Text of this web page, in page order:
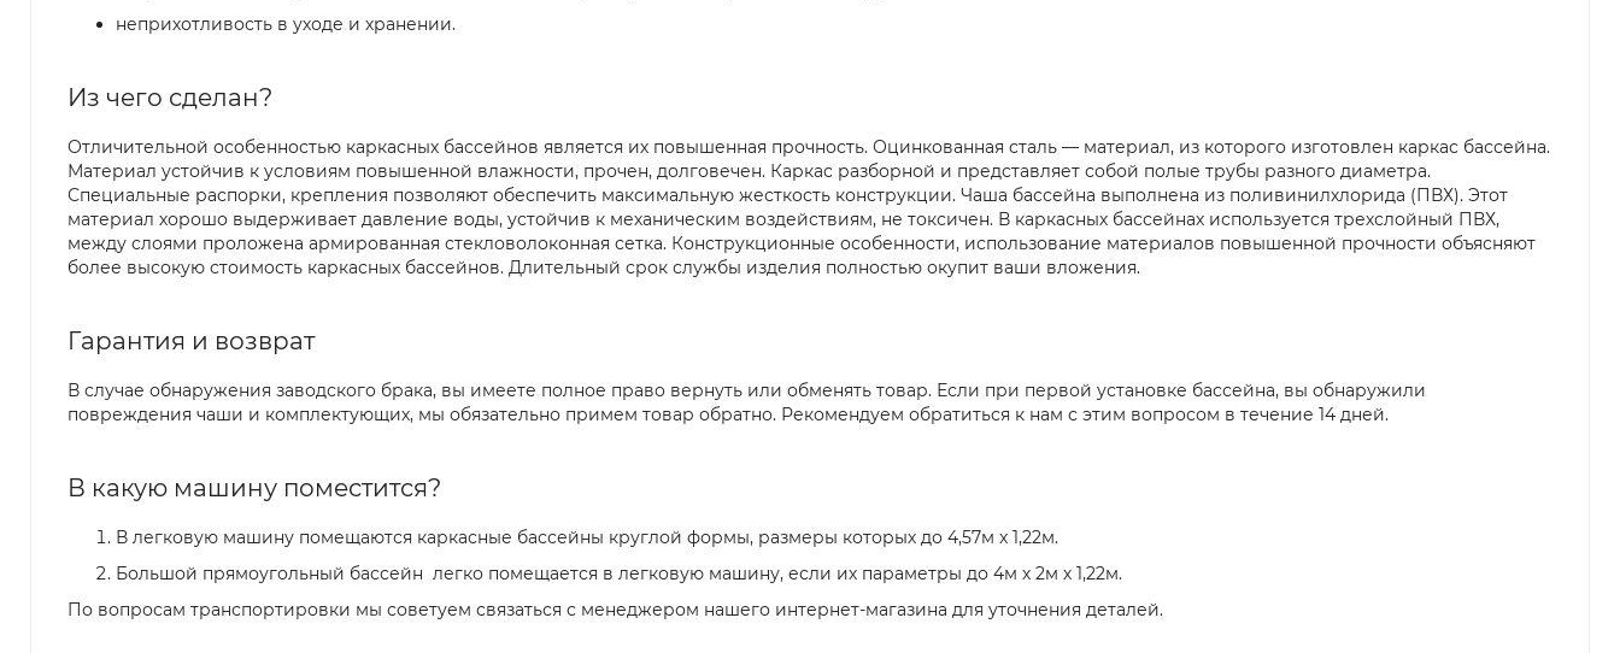
неприхотливость в уходе и хранении.
Из чего сделан?
Отличительной особенностью каркасных бассейнов является их повышенная прочность. Оцинкованная сталь — материал, из которого изготовлен каркас бассейна.
Материал устойчив к условиям повышенной влажности, прочен, долговечен. Каркас разборной и представляет собой полые трубы разного диаметра.
Специальные распорки, крепления позволяют обеспечить максимальную жесткость конструкции. Чаша бассейна выполнена из поливинилхлорида (ПВХ). Этот
материал хорошо выдерживает давление воды, устойчив к механическим воздействиям, не токсичен. В каркасных бассейнах используется трехслойный ПВХ,
между слоями проложена армированная стекловолоконная сетка. Конструкционные особенности, использование материалов повышенной прочности объясняют
более высокую стоимость каркасных бассейнов. Длительный срок службы изделия полностью окупит ваши вложения.
Гарантия и возврат
В случае обнаружения заводского брака, вы имеете полное право вернуть или обменять товар. Если при первой установке бассейна, вы обнаружили
повреждения чаши и комплектующих, мы обязательно примем товар обратно. Рекомендуем обратиться к нам с этим вопросом в течение 14 дней.
В какую машину поместится?
В легковую машину помещаются каркасные бассейны круглой формы, размеры которых до 4,57м x 1,22м.
Большой прямоугольный бассейн легко помещается в легковую машину, если их параметры до 4м х 2м х 1,22м.
По вопросам транспортировки мы советуем связаться с менеджером нашего интернет-магазина для уточнения деталей.